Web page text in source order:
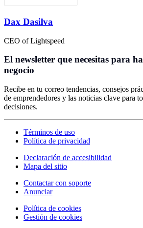
Dax Dasilva
CEO of Lightspeed
El newsletter que necesitas para
negocio
Recibe en tu correo tendencias, consejos
de emprendedores y las noticias clave para
decisiones.
Términos de uso
Política de privacidad
Declaración de accesibilidad
Mapa del sitio
Contactar con soporte
Anunciar
Política de cookies
Gestión de cookies